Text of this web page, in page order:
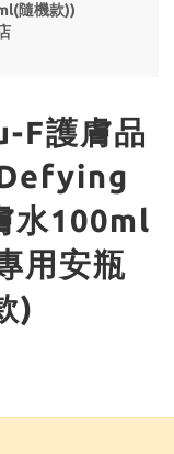
隨機款))
F護膚品
水100ml
用安瓶
)